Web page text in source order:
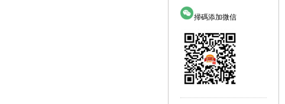
掃碼添加微信